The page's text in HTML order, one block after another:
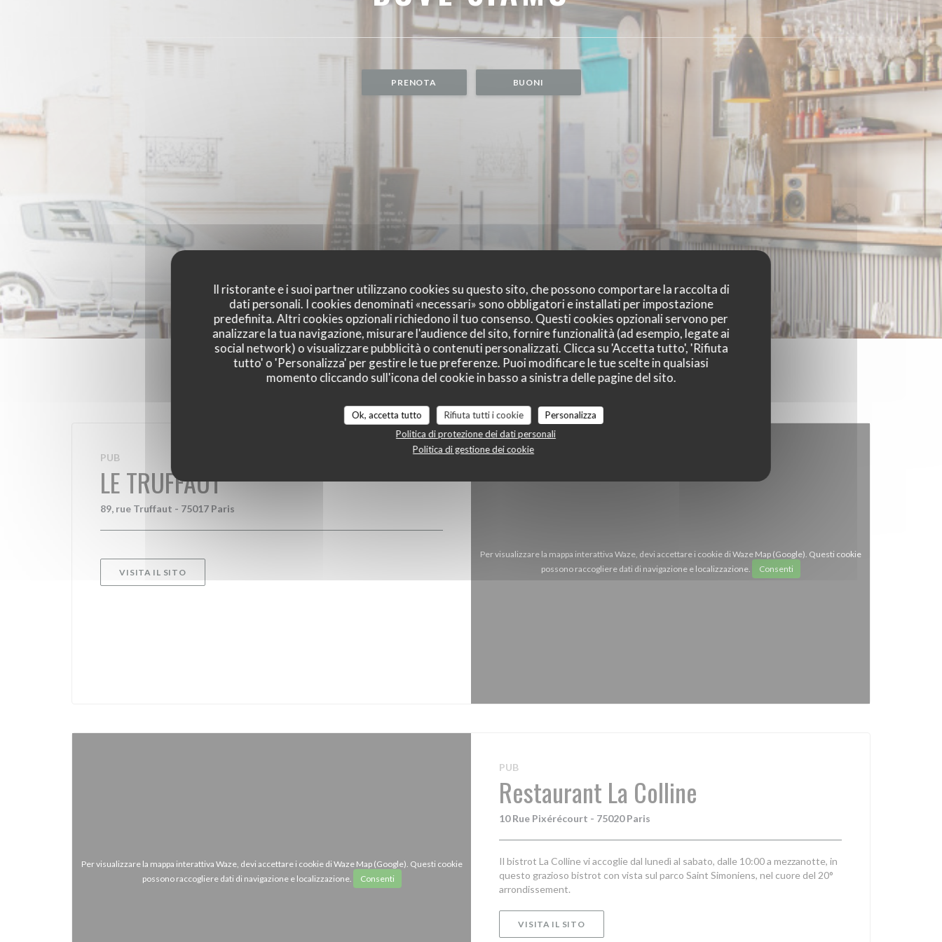
Il ristorante e i suoi partner utilizzano cookies su questo sito, che possono comportare la raccolta di
dati personali. I cookies denominati «necessari» sono obbligatori e installati per impostazione
predefinita. Altri cookies opzionali richiedono il tuo consenso. Questi cookies opzionali servono per
analizzare la tua navigazione, misurare l'audience del sito, fornire funzionalità (ad esempio, legate ai
social network) o visualizzare pubblicità o contenuti personalizzati. Clicca su 'Accetta tutto', 'Rifiuta
tutto' o 'Personalizza' per gestire le tue preferenze. Puoi modificare le tue scelte in qualsiasi
momento cliccando sull'icona del cookie in basso a sinistra delle pagine del sito.
Ok, accetta tutto Rifiuta tutti i cookie
Personalizza
Politica di protezione dei dati personali
Politica di gestione dei cookie
PRENOTA BUONI
PUB
LE TRUFFAUT
89, rue Truffaut - 75017 Paris
VISITA IL SITO
Per visualizzare la mappa interattiva Waze, devi accettare i cookie di Waze Map (Google). Questi cookie
possono raccogliere dati di navigazione e localizzazione.
Consenti
PUB
Restaurant La Colline
10 Rue Pixérécourt - 75020 Paris
Il bistrot La Colline vi accoglie dal lunedì al sabato, dalle 10:00 a mezzanotte, in
questo grazioso bistrot con vista sul parco Saint Simoniens, nel cuore del 20°
arrondissement.
VISITA IL SITO
Per visualizzare la mappa interattiva Waze, devi accettare i cookie di Waze Map (Google). Questi cookie
possono raccogliere dati di navigazione e localizzazione.
Consenti